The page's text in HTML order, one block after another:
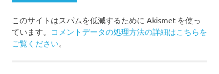
このサイトはスパムを低減するために Akismet を使っ
ています。 コメントデータの処理方法の詳細はこちらを
ご覧ください。